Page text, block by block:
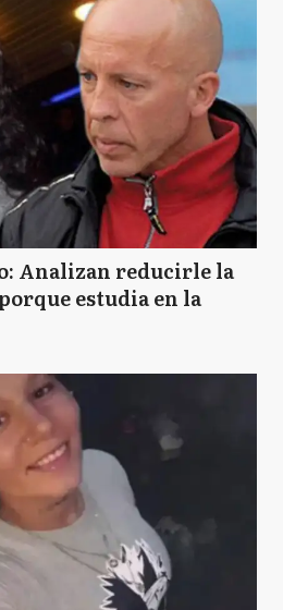
Analizan reducirle la
estudia en la